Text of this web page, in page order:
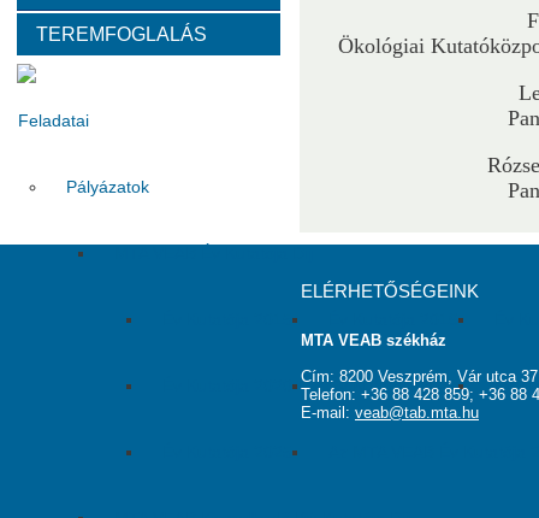
Tanácskozási jogú tagok SZMSZ Testületek
Feladatai
Pályázatok
Év Kutatója 2021 Év
TEREMFOGLALÁS
Ökológiai
ELÉRHETŐSÉGEINK
MTA VEAB székház
Cím: 8200 Veszprém, Vár utca
Telefon: +36 88 428 859; +36 88
E-mail: veab@tab.mta.hu